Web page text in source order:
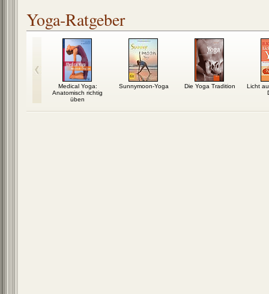
Yoga-Ratgeber
Medical Yoga:
Anatomisch richtig
üben
Sunnymoon-Yoga Die Yoga Tradition
Licht